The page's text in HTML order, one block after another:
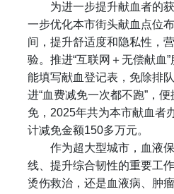
为进一步提升献血者的获
一步优化本市街头献血点位
间，提升舒适度和隐私性，
验。推进“互联网＋无偿献血”
能填写献血登记表，免除排
进“血费减免一次都不跑”，便
免， 2025年共为本市献血者
计减免金额150多万元。
作为超大型城市，血液保
线、提升综合韧性的重要工
烫伤救治，还是血液病、肿